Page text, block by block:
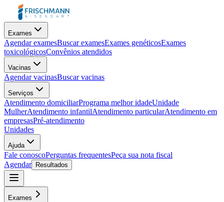
Exames
Agendar examesBuscar examesExames genéticosExames
toxicológicosConvênios atendidos
Vacinas
Agendar vacinasBuscar vacinas
Serviços
Atendimento domiciliarPrograma melhor idadeUnidade
MulherAtendimento infantilAtendimento particularAtendimento em
empresasPré-atendimento
Unidades
Ajuda
Fale conoscoPerguntas frequentesPeça sua nota fiscal
Agendar
Resultados
Exames